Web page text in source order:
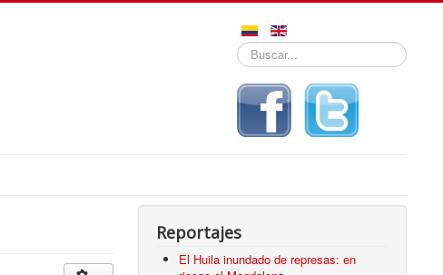
Buscar...
Reportajes
El Huila inundado de represas: en